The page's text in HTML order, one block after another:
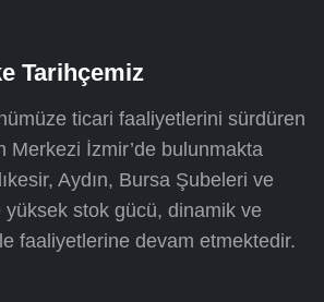
Tarihçemiz
ticari faaliyetlerini sürdüren
Merkezi İzmir’de bulunmakta
Aydın, Bursa Şubeleri ve
yüksek stok gücü, dinamik ve
faaliyetlerine devam etmektedir.